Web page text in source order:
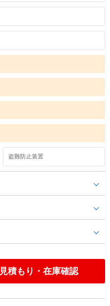
盗難防止装置
見積もり・在庫確認